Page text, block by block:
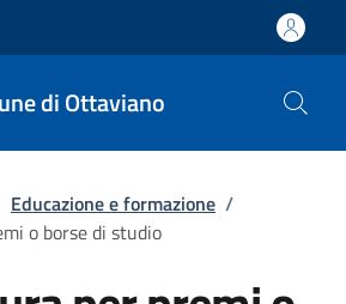
di Ottaviano
Educazione e formazione /
o borse di studio